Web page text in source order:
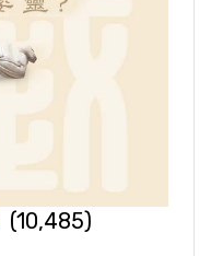
(10,485)